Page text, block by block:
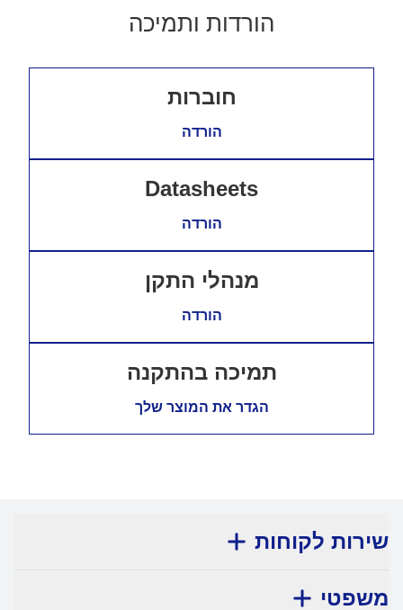
הורדות ותמיכה
חוברות
הורדה
Datasheets
הורדה
מנהלי התקן
הורדה
תמיכה בהתקנה
הגדר את המוצר שלך
שירות לקוחות
משפטי